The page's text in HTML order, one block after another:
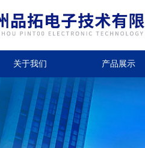
关于我们 产品展示